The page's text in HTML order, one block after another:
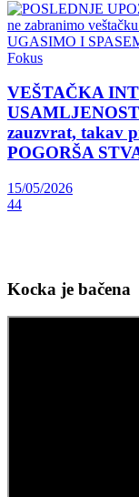
Fokus
VEŠTAČKA
zauzvrat, takav
POGORŠA
15/05/2026
44
Kocka je bačena